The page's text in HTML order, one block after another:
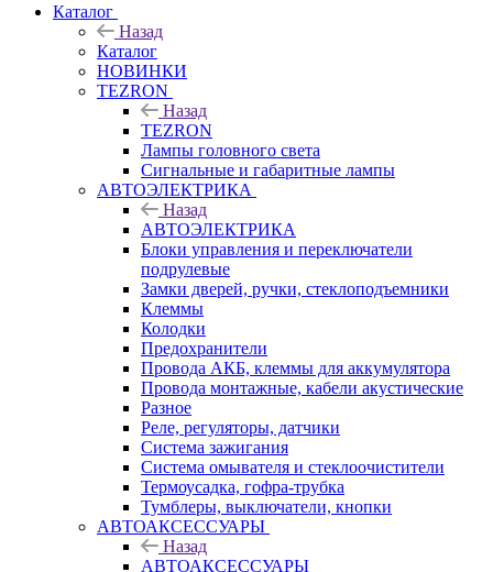
Каталог
Назад
Каталог
НОВИНКИ
TEZRON
Назад
TEZRON
Лампы головного света
Сигнальные и габаритные лампы
АВТОЭЛЕКТРИКА
Назад
АВТОЭЛЕКТРИКА
Блоки управления и переключатели
подрулевые
Замки дверей, ручки, стеклоподъемники
Клеммы
Колодки
Предохранители
Провода АКБ, клеммы для аккумулятора
Провода монтажные, кабели акустические
Разное
Реле, регуляторы, датчики
Система зажигания
Система омывателя и стеклоочистители
Термоусадка, гофра-трубка
Тумблеры, выключатели, кнопки
АВТОАКСЕССУАРЫ
Назад
АВТОАКСЕССУАРЫ